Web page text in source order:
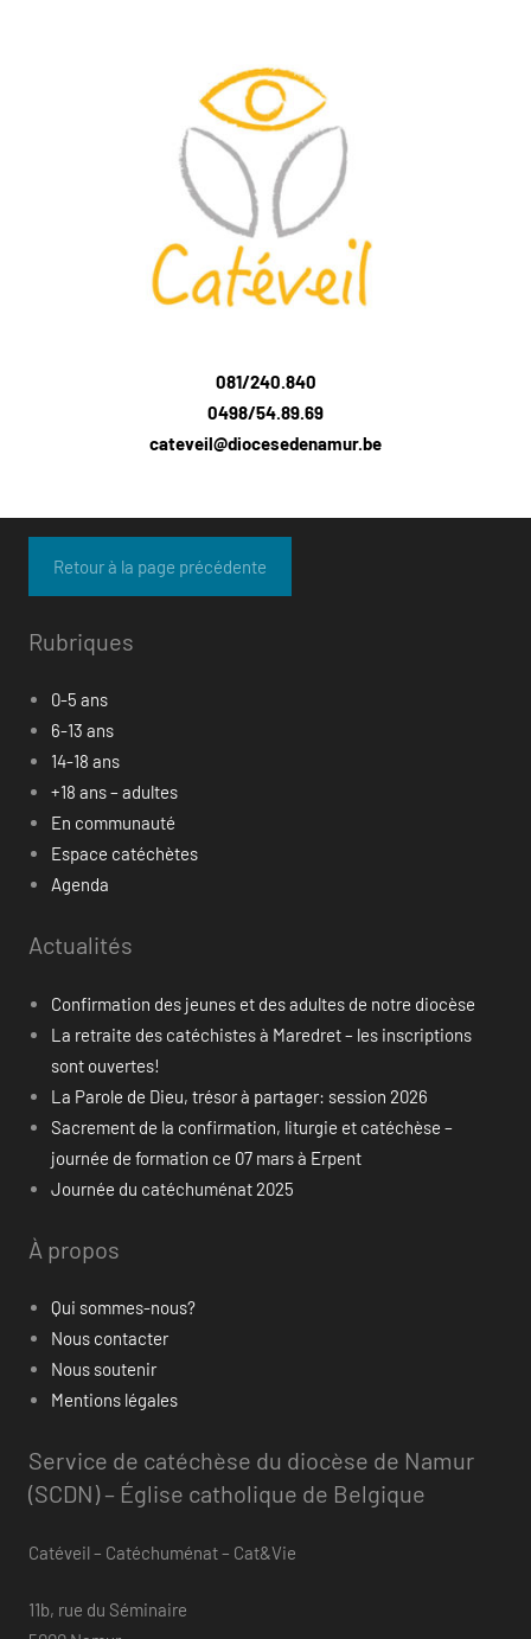
081/240.840
0498/54.89.69
cateveil@diocesedenamur.be
Rubriques
0-5 ans
6-13 ans
14-18 ans
+18 ans – adultes
En communauté
Espace catéchètes
Agenda
Actualités
Confirmation des jeunes et des adultes de notre diocèse
La retraite des catéchistes à Maredret – les inscriptions
sont ouvertes!
La Parole de Dieu, trésor à partager: session 2026
Sacrement de la confirmation, liturgie et catéchèse –
journée de formation ce 07 mars à Erpent
Journée du catéchuménat 2025
À propos
Qui sommes-nous?
Nous contacter
Nous soutenir
Mentions légales
Service de catéchèse du diocèse de Namur
(SCDN) – Église catholique de Belgique
Catéveil – Catéchuménat – Cat&Vie
11b, rue du Séminaire